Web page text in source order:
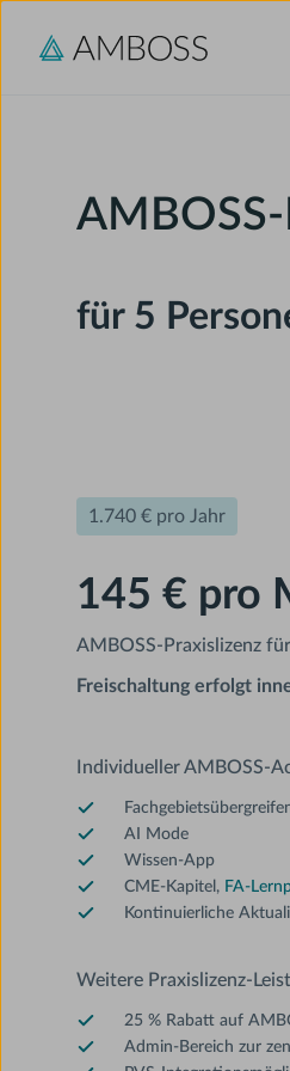
AMBOSS-
für 5
1.740 € pro Jahr
145 € pro
AMBOSS-Praxislizenz
Freischaltung erfolgt
Individueller AMBOSS-
AI Mode
Wissen-App
CME-Kapitel, FA-
Kontinuierliche
Weitere Praxislizenz-
25 % Rabatt auf
Admin-Bereich zur